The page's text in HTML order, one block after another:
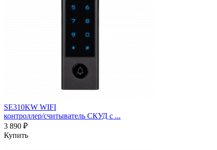
SE310KW WIFI
контроллер/считыватель СКУД c ...
3 890 ₽
Купить